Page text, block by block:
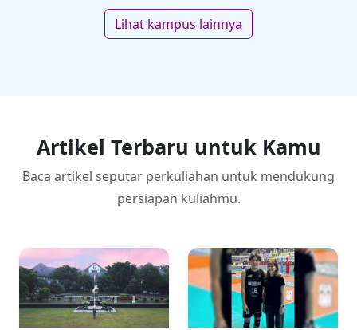
Lihat kampus lainnya
Artikel Terbaru untuk Kamu
Baca artikel seputar perkuliahan untuk mendukung
persiapan kuliahmu.